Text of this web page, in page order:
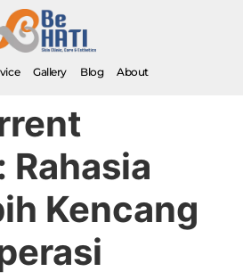
Gallery Blog About
Rahasia
Kencang